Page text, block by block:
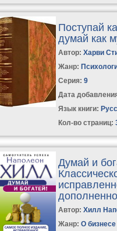
Поступай
думай как
Автор:Харви
Жанр:
Серия:9
Дата
Язык книги:
Кол-во страниц:
Думай и
Автор:Хилл
Жанр: О